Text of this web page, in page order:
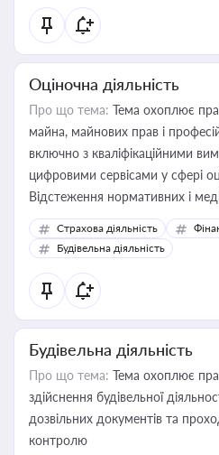
Оціночна діяльність
Про що тема: Тема охоплює
майна, майнових прав і
включно з кваліфікаційними
цифровими сервісами у сфері
Відстеження нормативних і
корисне для власника бізнесу,
бухгалтера під час
державного майна,
статусу суб'єктів оціночної
Страхова діяльність
Будівельна діяльність
Будівельна діяльність
Про що тема: Тема охоплює
здійснення будівельної
дозвільних документів та
контролю